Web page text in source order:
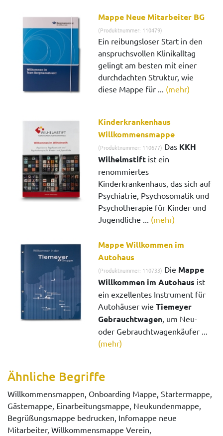
Mappe Neue Mitarbeiter BG
(Produktnummer: 110479)
Ein reibungsloser Start in den
anspruchsvollen Klinikalltag
gelingt am besten mit einer
durchdachten Struktur, wie
diese Mappe für ... (mehr)
Kinderkrankenhaus
Willkommensmappe
(Produktnummer: 110677) Das KKH
Wilhelmstift ist ein
renommiertes
Kinderkrankenhaus, das sich auf
Psychiatrie, Psychosomatik und
Psychotherapie für Kinder und
Jugendliche ... (mehr)
Mappe Willkommen im
Autohaus
(Produktnummer: 110733) Die Mappe
Willkommen im Autohaus ist
ein exzellentes Instrument für
Autohäuser wieTiemeyer
Gebrauchtwagen, um Neu-
oder Gebrauchtwagenkäufer ...
(mehr)
Ähnliche Begriffe
Willkommensmappen, Onboarding Mappe, Startermappe,
Gästemappe, Einarbeitungsmappe, Neukundenmappe,
Begrüßungsmappe bedrucken, Infomappe neue
Mitarbeiter, Willkommensmappe Verein,